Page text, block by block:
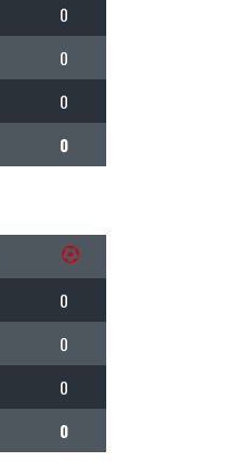
0
0
0
0
0
0
0
0